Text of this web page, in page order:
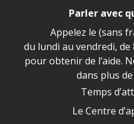
Parler avec
Appelez le (sans
du lundi au vendredi, de
pour obtenir de l’aide.
dans plus
Temps
Le Centre